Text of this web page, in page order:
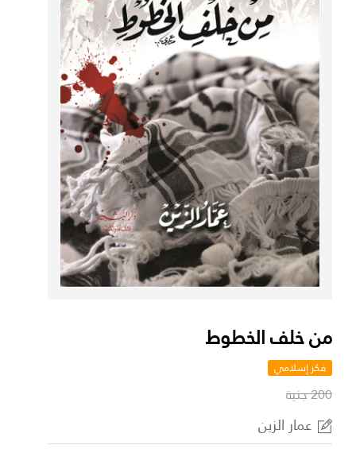
من خلف الخطوط
فكر إسلامي
200 جنية
عمار الزين